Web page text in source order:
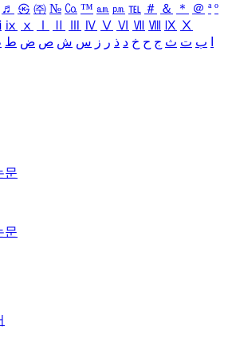
♬ ㉿ ㈜ № ㏇ ™ ㏂ ㏘ ℡ ＃ ＆ ＊ ＠ ª º
ⅸ ⅹ Ⅳ Ⅴ Ⅵ Ⅶ Ⅷ Ⅸ Ⅹ
ب ت ث ج ح خ د ذ ر ز س ش ص ض ط
문
문